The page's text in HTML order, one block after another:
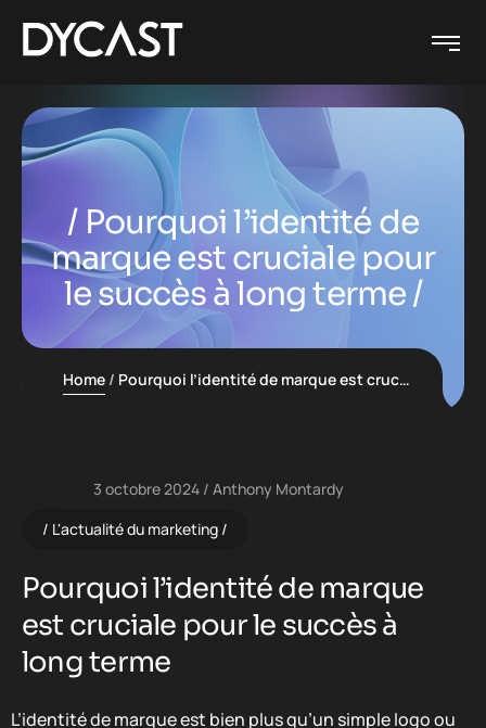
Pourquoi l’identité de
marque est cruciale pour
le succès à long terme
Home Pourquoi l’identité de marque est cruciale pour le succès à long terme
3 octobre 2024
Anthony Montardy
L'actualité du marketing
Pourquoi l’identité de marque
est cruciale pour le succès à
long terme
L’identité de marque est bien plus qu’un simple logo ou